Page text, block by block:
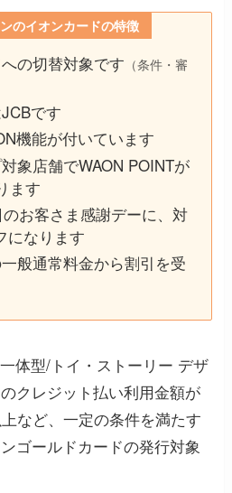
のイオンカードの特徴
の切替対象です （条件・審
です
機能が付いています
象店舗でWAON POINTが
ます
お客さま感謝デーに、対
になります
般通常料金から割引を受
体型/トイ・ストーリー デザ
クレジット払い利用金額が
など、一定の条件を満たす
ゴールドカードの発行対象